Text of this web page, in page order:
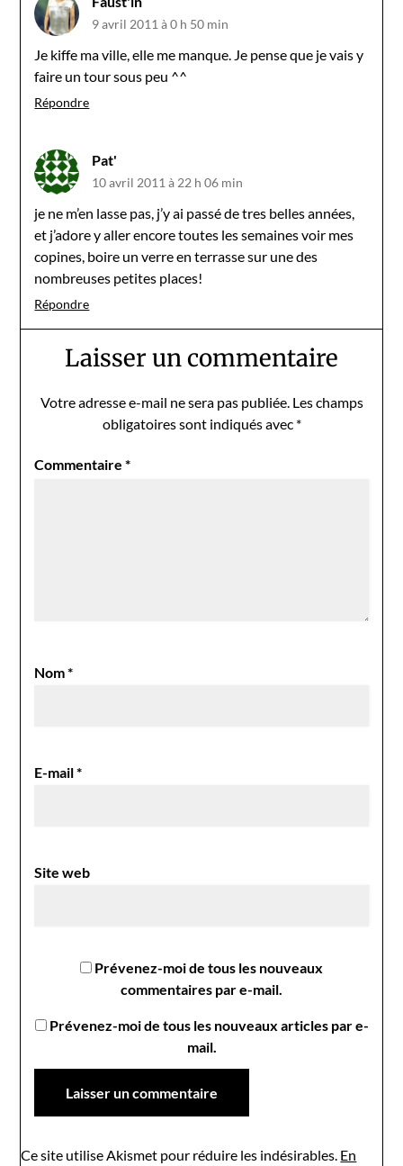
9 avril 2011 à 0 h 50 min
Je kiffe ma ville, elle me manque. Je pense que je vais y
faire un tour sous peu ^^
Répondre
Pat'
10 avril 2011 à 22 h 06 min
je ne m’en lasse pas, j’y ai passé de tres belles années,
et j’adore y aller encore toutes les semaines voir mes
copines, boire un verre en terrasse sur une des
nombreuses petites places!
Répondre
Laisser un commentaire
Votre adresse e-mail ne sera pas publiée. Les champs
obligatoires sont indiqués avec *
Commentaire*
Nom*
E-mail*
Site web
Prévenez-moi de tous les nouveaux
commentaires par e-mail.
Prévenez-moi de tous les nouveaux articles par e-
mail.
Ce site utilise Akismet pour réduire les indésirables. En